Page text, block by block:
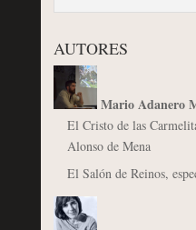
AUTORES
Mario Adanero
El Cristo de las
Alonso de Mena
El Salón de Reinos,